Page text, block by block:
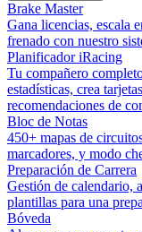
Brake Master
Gana licencias, escala
frenado con nuestro
Planificador iRacing
Tu compañero
estadísticas, crea
recomendaciones de
Bloc de Notas
450+ mapas de
marcadores, y modo
Preparación de Carrera
Gestión de calendario,
plantillas para una
Bóveda